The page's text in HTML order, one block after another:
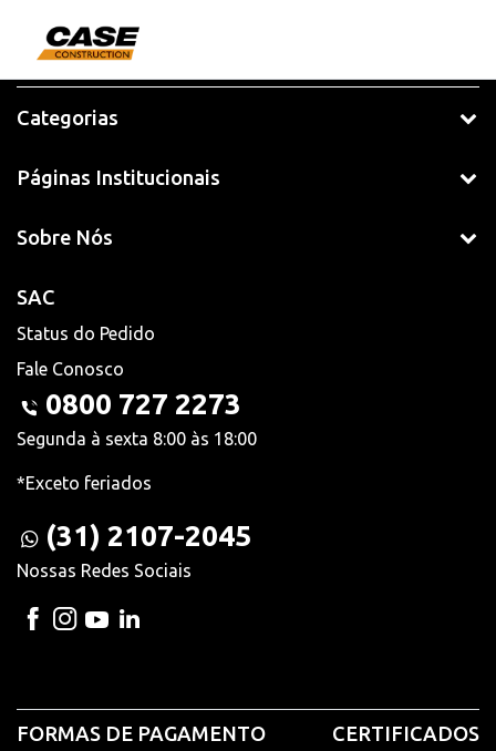
Categorias
Páginas Institucionais
Sobre Nós
SAC
Status do Pedido
Fale Conosco
0800 727 2273
Segunda à sexta 8:00 às 18:00
*Exceto feriados
(31) 2107-2045
Nossas Redes Sociais
FORMAS DE PAGAMENTO CERTIFICADOS